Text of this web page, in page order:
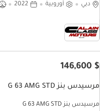
دبي أوروبية 2022
$ 146,600
مرسيدس بنز G 63 AMG STD
مرسيدس بنز G 63 AMG STD